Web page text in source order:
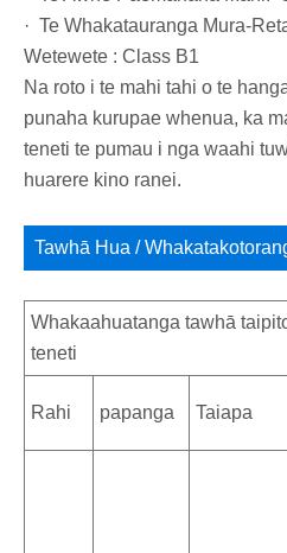
· Te Whakatauranga Mura-
Wetewete : Class B1
Na roto i te mahi tahi o te
punaha kurupae whenua, ka
teneti te pumau i nga waahi
huarere kino ranei.
Tawhā Hua /
Whakaahuatanga tawhā
teneti
Rahi papanga Taiapa